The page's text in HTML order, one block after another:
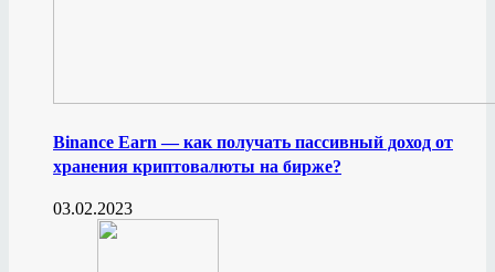
Binance Earn — как получать пассивный доход от
хранения криптовалюты на бирже?
03.02.2023